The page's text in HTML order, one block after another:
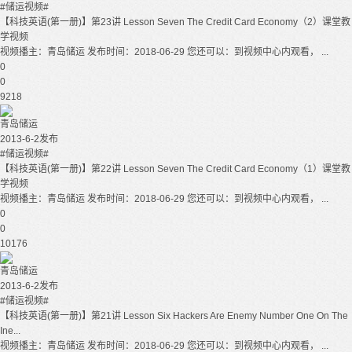
#储运视频#
【科技英语(第一册)】第23讲 Lesson Seven The Credit Card Economy（2）课堂教
学视频
视频播主：青岛储运 发布时间：2018-06-29 您还可以：到视频中心内观看， ...
0
0
9218
青岛储运
2013-6-2发布
#储运视频#
【科技英语(第一册)】第22讲 Lesson Seven The Credit Card Economy（1）课堂教
学视频
视频播主：青岛储运 发布时间：2018-06-29 您还可以：到视频中心内观看， ...
0
0
10176
青岛储运
2013-6-2发布
#储运视频#
【科技英语(第一册)】第21讲 Lesson Six Hackers Are Enemy Number One On The
Ine...
视频播主：青岛储运 发布时间：2018-06-29 您还可以：到视频中心内观看， ...